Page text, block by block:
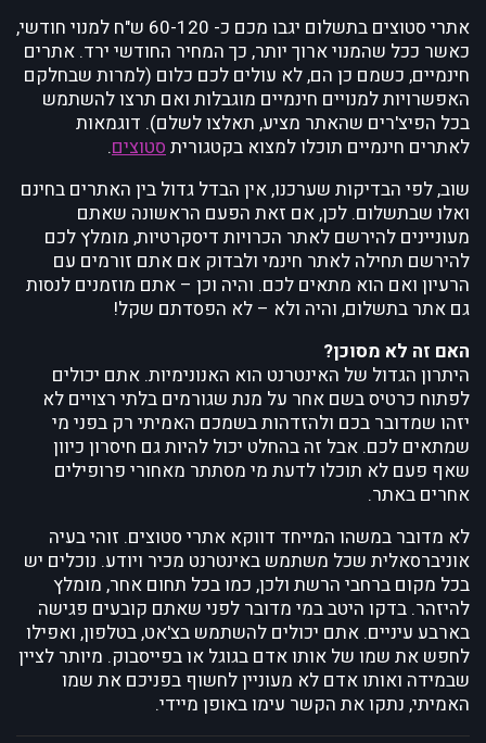
אתרי סטוצים בתשלום יגבו מכם כ- 60-120 ש"ח למנוי חודשי,
כאשר ככל שהמנוי ארוך יותר, כך המחיר החודשי ירד. אתרים
חינמיים, כשמם כן הם, לא עולים לכם כלום (למרות שבחלקם
האפשרויות למנויים חינמיים מוגבלות ואם תרצו להשתמש
בכל הפיצ'רים שהאתר מציע, תאלצו לשלם). דוגמאות
לאתרים חינמיים תוכלו למצוא בקטגורית סטוצים.
שוב, לפי הבדיקות שערכנו, אין הבדל גדול בין האתרים בחינם
ואלו שבתשלום. לכן, אם זאת הפעם הראשונה שאתם
מעוניינים להירשם לאתר הכרויות דיסקרטיות, מומלץ לכם
להירשם תחילה לאתר חינמי ולבדוק אם אתם זורמים עם
הרעיון ואם הוא מתאים לכם. והיה וכן – אתם מוזמנים לנסות
גם אתר בתשלום, והיה ולא – לא הפסדתם שקל!
האם זה לא מסוכן?
היתרון הגדול של האינטרנט הוא האנונימיות. אתם יכולים
לפתוח כרטיס בשם אחר על מנת שגורמים בלתי רצויים לא
יזהו שמדובר בכם ולהזדהות בשמכם האמיתי רק בפני מי
שמתאים לכם. אבל זה בהחלט יכול להיות גם חיסרון כיוון
שאף פעם לא תוכלו לדעת מי מסתתר מאחורי פרופילים
אחרים באתר.
לא מדובר במשהו המייחד דווקא אתרי סטוצים. זוהי בעיה
אוניברסאלית שכל משתמש באינטרנט מכיר ויודע. נוכלים יש
בכל מקום ברחבי הרשת ולכן, כמו בכל תחום אחר, מומלץ
להיזהר. בדקו היטב במי מדובר לפני שאתם קובעים פגישה
בארבע עיניים. אתם יכולים להשתמש בצ'אט, בטלפון, ואפילו
לחפש את שמו של אותו אדם בגוגל או בפייסבוק. מיותר לציין
שבמידה ואותו אדם לא מעוניין לחשוף בפניכם את שמו
האמיתי, נתקו את הקשר עימו באופן מיידי.